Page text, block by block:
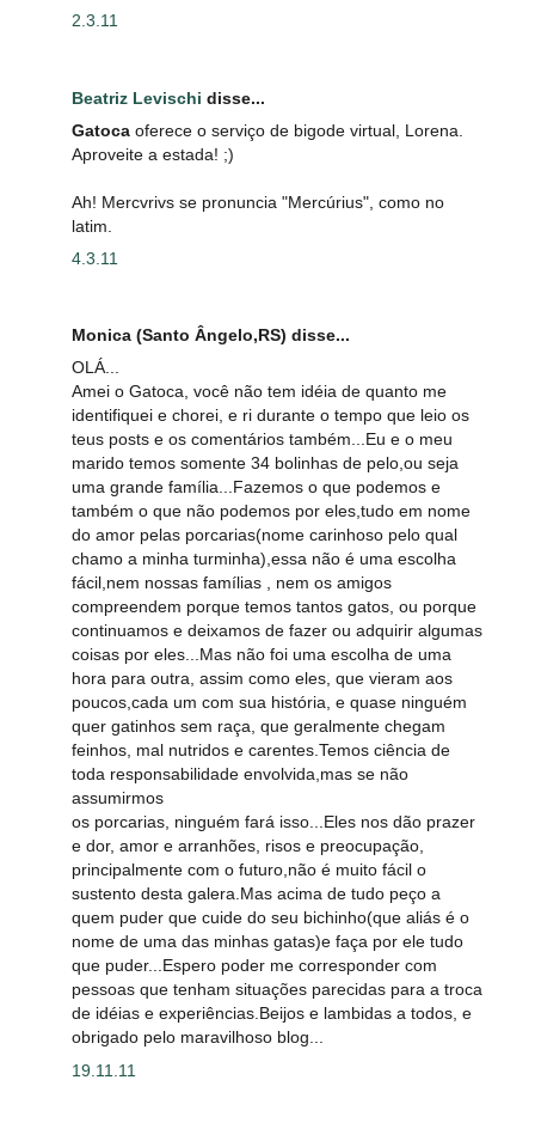
2.3.11
Beatriz Levischi disse...
Gatoca oferece o serviço de bigode virtual, Lorena.
Aproveite a estada! ;)
Ah! Mercvrivs se pronuncia "Mercúrius", como no
latim.
4.3.11
Monica (Santo Ângelo,RS) disse...
OLÁ...
Amei o Gatoca, você não tem idéia de quanto me
identifiquei e chorei, e ri durante o tempo que leio os
teus posts e os comentários também...Eu e o meu
marido temos somente 34 bolinhas de pelo,ou seja
uma grande família...Fazemos o que podemos e
também o que não podemos por eles,tudo em nome
do amor pelas porcarias(nome carinhoso pelo qual
chamo a minha turminha),essa não é uma escolha
fácil,nem nossas famílias , nem os amigos
compreendem porque temos tantos gatos, ou porque
continuamos e deixamos de fazer ou adquirir algumas
coisas por eles...Mas não foi uma escolha de uma
hora para outra, assim como eles, que vieram aos
poucos,cada um com sua história, e quase ninguém
quer gatinhos sem raça, que geralmente chegam
feinhos, mal nutridos e carentes.Temos ciência de
toda responsabilidade envolvida,mas se não
assumirmos
os porcarias, ninguém fará isso...Eles nos dão prazer
e dor, amor e arranhões, risos e preocupação,
principalmente com o futuro,não é muito fácil o
sustento desta galera.Mas acima de tudo peço a
quem puder que cuide do seu bichinho(que aliás é o
nome de uma das minhas gatas)e faça por ele tudo
que puder...Espero poder me corresponder com
pessoas que tenham situações parecidas para a troca
de idéias e experiências.Beijos e lambidas a todos, e
obrigado pelo maravilhoso blog...
19.11.11